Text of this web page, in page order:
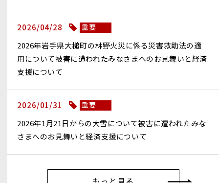
2026/04/28 重要
2026年岩手県大槌町の林野火災に係る災害救助法の適
用について被害に遭われたみなさまへのお見舞いと経済
支援について
2026/01/31 重要
2026年1月21日からの大雪について被害に遭われたみな
さまへのお見舞いと経済支援について